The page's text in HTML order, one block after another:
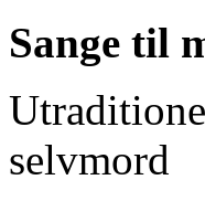
Sange til
selvmord